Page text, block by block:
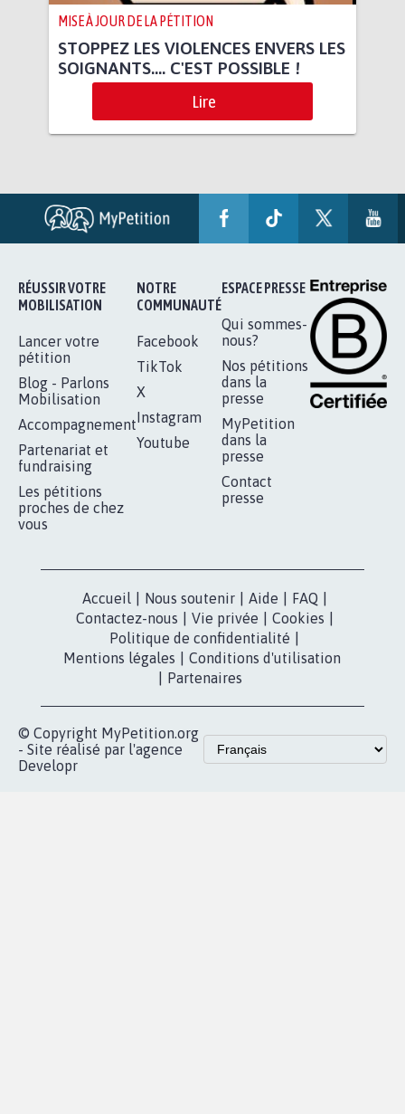
MISE À JOUR DE LA PÉTITION
STOPPEZ LES VIOLENCES ENVERS LES
SOIGNANTS.... C'EST POSSIBLE !
Lire
RÉUSSIR VOTRE
MOBILISATION
Lancer votre
pétition
Blog - Parlons
Mobilisation
Accompagnement
Partenariat et
fundraising
Les pétitions
proches de chez
vous
NOTRE
COMMUNAUTÉ
Facebook
TikTok
X
Instagram
Youtube
ESPACE PRESSE
Qui sommes-
nous?
Nos pétitions
dans la
presse
MyPetition
dans la
presse
Contact
presse
Accueil Nous soutenir Aide FAQ
Contactez-nous
Vie privée Cookies
Politique de confidentialité
Mentions légales
Conditions d'utilisation
Partenaires
© Copyright MyPetition.org
- Site réalisé par l'agence
Developr